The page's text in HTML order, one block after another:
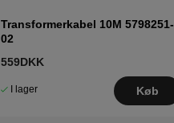
Transformerkabel 10M 5798251-
02
559DKK
I lager Køb